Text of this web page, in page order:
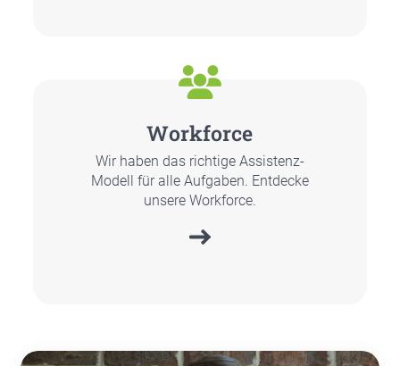
Work­force
Wir haben das rich­ti­ge Assis­tenz-
Modell für alle Auf­ga­ben. Ent­de­cke
unse­re Work­force.